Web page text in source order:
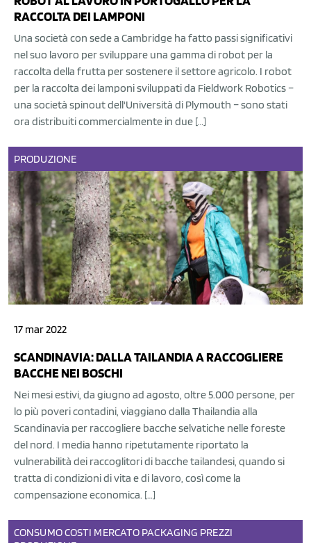
RACCOLTA DEI LAMPONI
Una società con sede a Cambridge ha fatto passi significativi
nel suo lavoro per sviluppare una gamma di robot per la
raccolta della frutta per sostenere il settore agricolo. I robot
per la raccolta dei lamponi sviluppati da Fieldwork Robotics –
una società spinout dell'Università di Plymouth – sono stati
ora distribuiti commercialmente in due […]
PRODUZIONE
17 mar 2022
SCANDINAVIA: DALLA TAILANDIA A RACCOGLIERE
BACCHE NEI BOSCHI
Nei mesi estivi, da giugno ad agosto, oltre 5.000 persone, per
lo più poveri contadini, viaggiano dalla Thailandia alla
Scandinavia per raccogliere bacche selvatiche nelle foreste
del nord. I media hanno ripetutamente riportato la
vulnerabilità dei raccoglitori di bacche tailandesi, quando si
tratta di condizioni di vita e di lavoro, così come la
compensazione economica. […]
CONSUMOCOSTI MERCATO PACKAGING PREZZI